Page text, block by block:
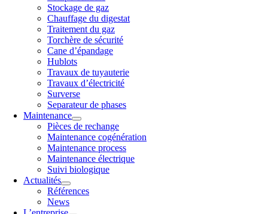
Stockage de gaz
Chauffage du digestat
Traitement du gaz
Torchère de sécurité
Cane d’épandage
Hublots
Travaux de tuyauterie
Travaux d’électricité
Surverse
Separateur de phases
Maintenance
Pièces de rechange
Maintenance cogénération
Maintenance process
Maintenance électrique
Suivi biologique
Actualités
Références
News